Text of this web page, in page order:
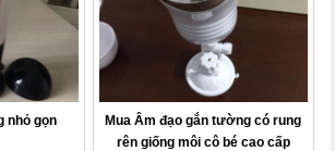
nhỏ gọn
Mua Âm đạo gắn tường có rung
rên giống môi cô bé cao cấp